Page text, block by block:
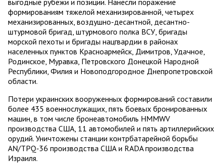
выгодные рубежи и позиции. Нанесли поражение
формированиям тяжелой механизированной, четырех
механизированных, воздушно-десантной, десантно-
штурмовой бригад, штурмового полка ВСУ, бригады
морской пехоты и бригады нацгвардии в районах
населенных пунктов Красноармейск, Димитров, Удачное,
Родинское, Муравка, Петровского Донецкой Народной
Республики, Филия и Новоподгородное Днепропетровской
области.
Потери украинских вооруженных формирований составили
более 435 военнослужащих, пять боевых бронированных
машин, в том числе бронеавтомобиль HMMWV
производства США, 11 автомобилей и пять артиллерийских
орудий. Уничтожены станции контрбатарейной борьбы
AN/TPQ-36 производства США и RADA производства
Израиля.